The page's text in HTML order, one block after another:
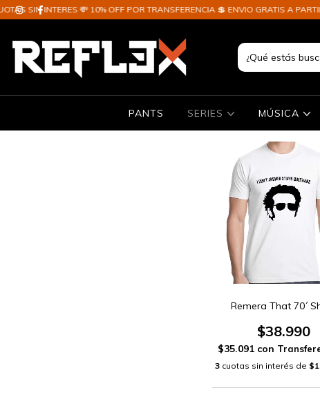
SIN INTERES 💸 10% OFF POR TRANSFERENCIA 💲 ENVIO GRATIS A PARTIR
PANTS SERIES MÚSICA
Remera That 70´
$38.990
$35.091 con
3 cuotas sin interés de